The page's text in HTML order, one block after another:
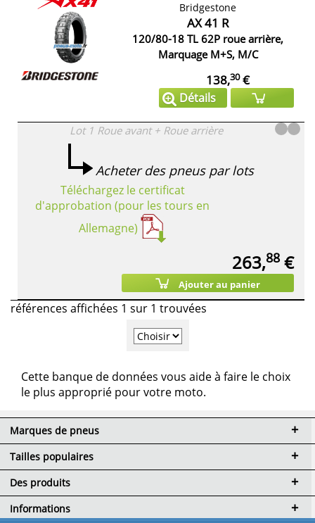
Bridgestone
AX 41 R
120/80-18 TL 62P roue arrière,
Marquage M+S, M/C
138,30€
Détails
Lot 1 Roue avant + Roue arrière
Acheter des pneus par lots
Téléchargez le certificat
d'approbation (pour les tours en
Allemagne)
263,88 €
Ajouter au panier
références affichées 1 sur 1 trouvées
Cette banque de données vous aide à faire le choix
le plus approprié pour votre moto.
Marques de pneus
Tailles populaires
Des produits
Informations